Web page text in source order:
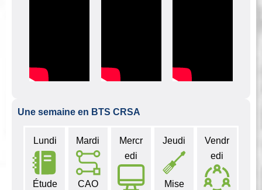
Une semaine en BTS CRSA
Lundi
Étude
Mardi
CAO
Mercr
edi
Jeudi
Mise
Vendr
edi